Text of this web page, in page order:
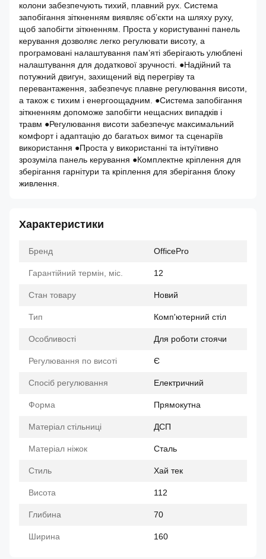
колони забезпечують тихий, плавний рух. Система
запобігання зіткненням виявляє об’єкти на шляху руху,
щоб запобігти зіткненням. Проста у користуванні панель
керування дозволяє легко регулювати висоту, а
програмовані налаштування пам’яті зберігають улюблені
налаштування для додаткової зручності. ●Надійний та
потужний двигун, захищений від перегріву та
перевантаження, забезпечує плавне регулювання висоти,
а також є тихим і енергоощадним. ●Система запобігання
зіткненням допоможе запобігти нещасних випадків і
травм ●Регулювання висоти забезпечує максимальний
комфорт і адаптацію до багатьох вимог та сценаріїв
використання ●Проста у використанні та інтуїтивно
зрозуміла панель керування ●Комплектне кріплення для
зберігання гарнітури та кріплення для зберігання блоку
живлення.
Характеристики
Бренд OfficePro
Гарантійний термін, міс. 12
Стан товару Новий
Тип Комп'ютерний стіл
Особливості Для роботи стоячи
Регулювання по висоті Є
Спосіб регулювання Електричний
Форма Прямокутна
Матеріал стільниці ДСП
Матеріал ніжок Сталь
Стиль Хай тек
Висота 112
Глибина 70
Ширина 160